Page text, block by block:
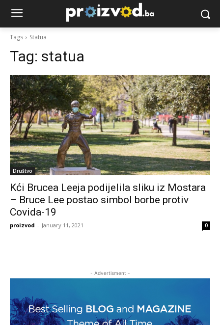
Tags Statua
Tag: statua
Društvo
Kći Brucea Leeja podijelila sliku iz Mostara
– Bruce Lee postao simbol borbe protiv
Covida-19
proizvod - January 11, 2021 0
- Advertisment -